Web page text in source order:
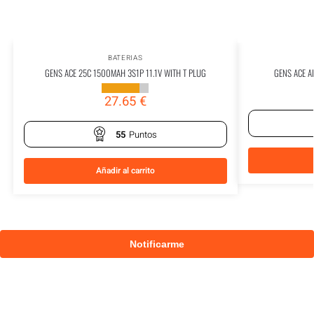
BATERIAS
GENS ACE 25C 1500MAH 3S1P 11.1V WITH T PLUG
27.65€
55 Puntos
Añadir al carrito
GENS ACE